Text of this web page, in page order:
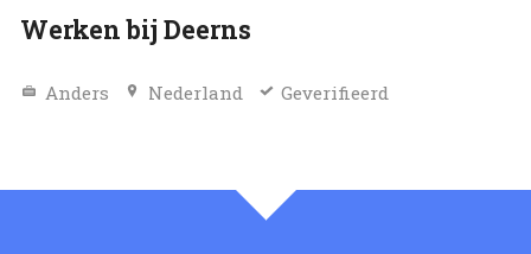
Werken bij Deerns
Anders Nederland Geverifieerd